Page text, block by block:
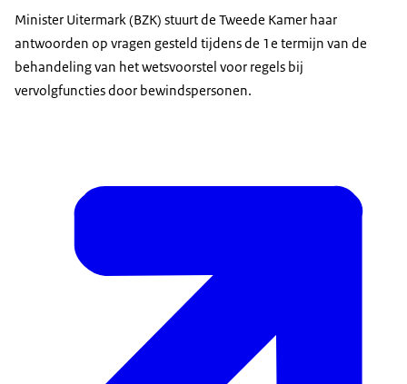
Minister Uitermark (BZK) stuurt de Tweede Kamer haar
antwoorden op vragen gesteld tijdens de 1e termijn van de
behandeling van het wetsvoorstel voor regels bij
vervolgfuncties door bewindspersonen.